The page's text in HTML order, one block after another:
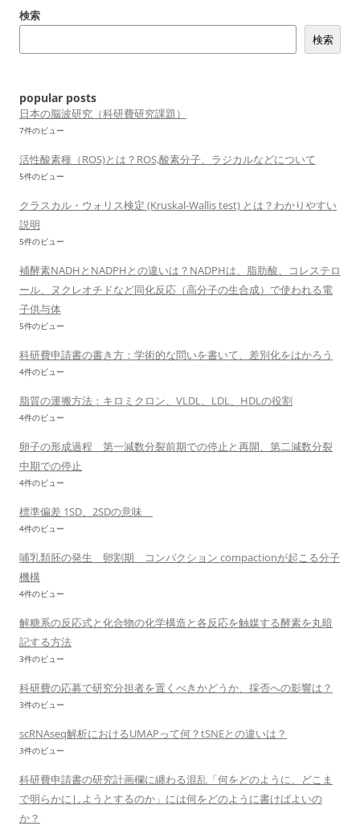
シ
検索
検索
popular posts
日本の脳波研究（科研費研究課題）
7件のビュー
活性酸素種（ROS)とは？ROS,酸素分子、ラジカルなどについて
5件のビュー
クラスカル・ウォリス検定 (Kruskal-Wallis test) とは？わかりやすい
説明
5件のビュー
補酵素NADHとNADPHとの違いは？NADPHは、脂肪酸、コレステロ
ール、ヌクレオチドなど同化反応（高分子の生合成）で使われる電
子供与体
5件のビュー
科研費申請書の書き方：学術的な問いを書いて、差別化をはかろう
4件のビュー
脂質の運搬方法：キロミクロン、VLDL、LDL、HDLの役割
4件のビュー
卵子の形成過程 第一減数分裂前期での停止と再開、第二減数分裂
中期での停止
4件のビュー
標準偏差 1SD、2SDの意味
4件のビュー
哺乳類胚の発生 卵割期 コンパクション compactionが起こる分子
機構
4件のビュー
解糖系の反応式と化合物の化学構造と各反応を触媒する酵素を丸暗
記する方法
3件のビュー
科研費の応募で研究分担者を置くべきかどうか、採否への影響は？
3件のビュー
scRNAseq解析におけるUMAPって何？tSNEとの違いは？
3件のビュー
科研費申請書の研究計画欄に纏わる混乱「何をどのように、どこま
で明らかにしようとするのか」には何をどのように書けばよいの
か？